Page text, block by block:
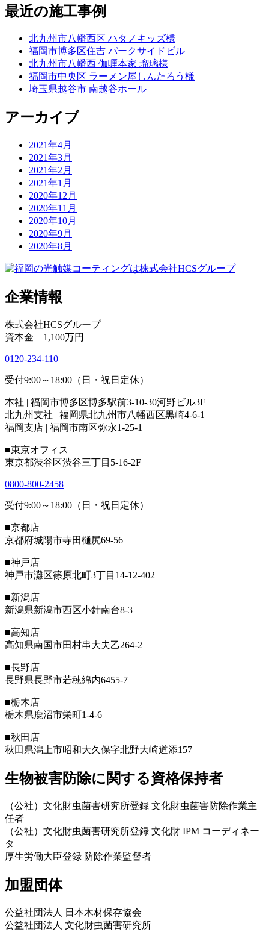
最近の施工事例
北九州市八幡西区 ハタノキッズ様
福岡市博多区住吉 パークサイドビル
北九州市八幡西 伽喱本家 瑠璃様
福岡市中央区 ラーメン屋しんたろう様
埼玉県越谷市 南越谷ホール
アーカイブ
2021年4月
2021年3月
2021年2月
2021年1月
2020年12月
2020年11月
2020年10月
2020年9月
2020年8月
企業情報
株式会社HCSグループ
資本金 1,100万円
0120-234-110
受付9:00～18:00（日・祝日定休）
本社 | 福岡市博多区博多駅前3-10-30河野ビル3F
北九州支社 | 福岡県北九州市八幡西区黒崎4-6-1
福岡支店 | 福岡市南区弥永1-25-1
■東京オフィス
東京都渋谷区渋谷三丁目5-16-2F
0800-800-2458
受付9:00～18:00（日・祝日定休）
■京都店
京都府城陽市寺田樋尻69-56
■神戸店
神戸市灘区篠原北町3丁目14-12-402
■新潟店
新潟県新潟市西区小針南台8-3
■高知店
高知県南国市田村串大夫乙264-2
■長野店
長野県長野市若穂綿内6455-7
■栃木店
栃木県鹿沼市栄町1-4-6
■秋田店
秋田県潟上市昭和大久保字北野大崎道添157
生物被害防除に関する資格保持者
（公社）文化財虫菌害研究所登録 文化財虫菌害防除作業主
任者
（公社）文化財虫菌害研究所登録 文化財 IPM コーディネー
タ
厚生労働大臣登録 防除作業監督者
加盟団体
公益社団法人 日本木材保存協会
公益社団法人 文化財虫菌害研究所